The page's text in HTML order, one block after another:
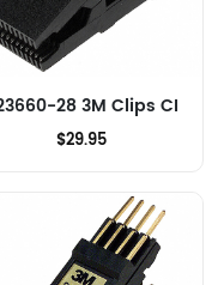
28 3M Clips CI
$29.95